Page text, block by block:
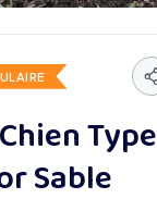
Type
Sable